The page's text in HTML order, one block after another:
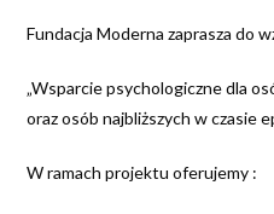
Fundacja Moderna zaprasza do
„Wsparcie psychologiczne dla
oraz osób najbliższych w czasie
W ramach projektu oferujemy :